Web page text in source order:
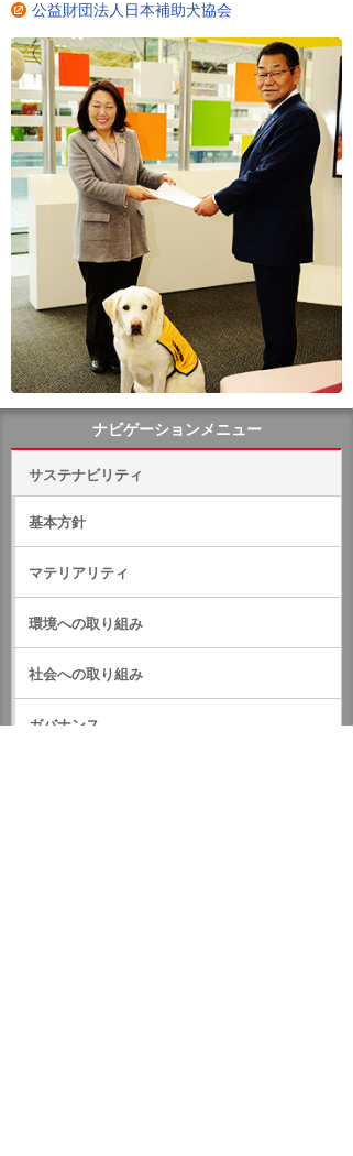
公益財団法人日本補助犬協会
ナビゲーションメニュー
サステナビリティ
基本方針
マテリアリティ
環境への取り組み
社会への取り組み
ガバナンス